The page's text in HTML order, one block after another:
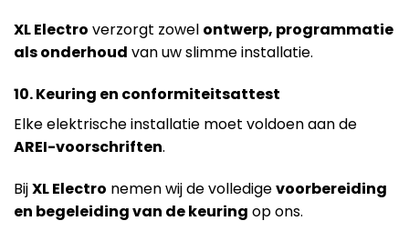
XL Electro verzorgt zowel ontwerp, programmatie
als onderhoud van uw slimme installatie.
10. Keuring en conformiteitsattest
Elke elektrische installatie moet voldoen aan de
AREI-voorschriften.
BijXL Electro nemen wij de volledigevoorbereiding
en begeleiding van de keuring op ons.